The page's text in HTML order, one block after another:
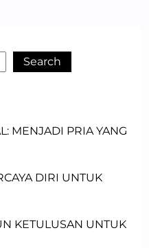
Search
MENJADI PRIA YANG
DIRI UNTUK
KETULUSAN UNTUK